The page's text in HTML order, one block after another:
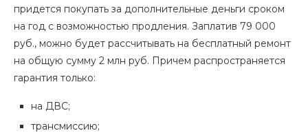
придется покупать за дополнительные деньги сроком
на год с возможностью продления. Заплатив 79 000
руб., можно будет рассчитывать на бесплатный ремонт
на общую сумму 2 млн руб. Причем распространяется
гарантия только:
на ДВС;
трансмиссию;